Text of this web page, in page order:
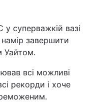
у суперважкій вазі
завершити
Уайтом.
всі можливі
рекорди і хоче